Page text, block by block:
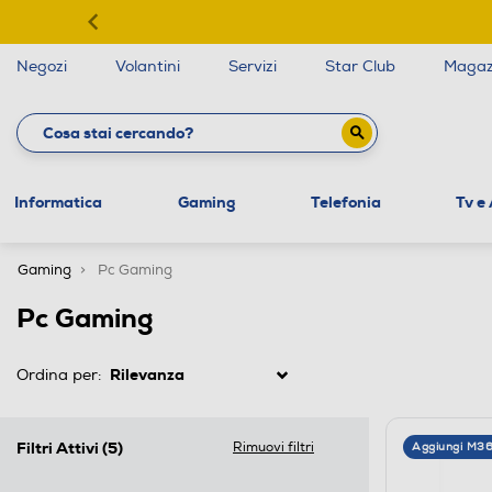
Negozi Volantini Servizi Star Club
Informatica Gaming Telefonia Tv e
Gaming Pc Gaming
Pc Gaming
Ordina per:
Filtri Attivi (5) Rimuovi filtri Aggiungi